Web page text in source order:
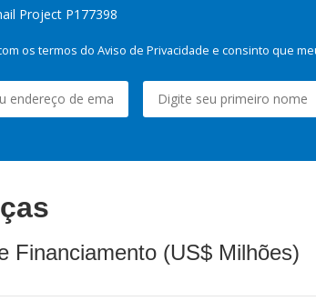
Project P177398
os termos do Aviso de Privacidade e consinto que
Financiamento (US$ Milhões)